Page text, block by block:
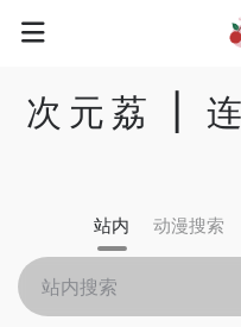
次元荔 |
站内 动漫搜索